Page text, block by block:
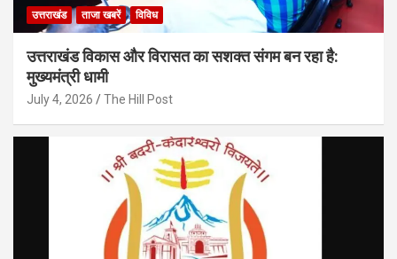
उत्तराखंड ताजा खबरें विविध
उत्तराखंड विकास और विरासत का सशक्त संगम बन रहा है:
मुख्यमंत्री धामी
July 4, 2026 The Hill Post